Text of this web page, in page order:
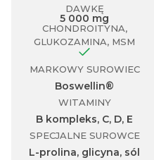
DAWKĘ
5 000 mg
CHONDROITYNA,
GLUKOZAMINA, MSM
MARKOWY SUROWIEC
Boswellin®
WITAMINY
B kompleks, C, D, E
SPECJALNE SUROWCE
L-prolina, glicyna, sól